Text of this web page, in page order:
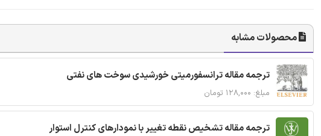
محصولات مشابه
ترجمه مقاله ترانسفورمیتی خورشیدی سوخت های نفتی
مبلغ: ۱۲۸,۰۰۰ تومان
ترجمه مقاله تشخیص نقطه تغییر با نمودارهای کنترل استوار